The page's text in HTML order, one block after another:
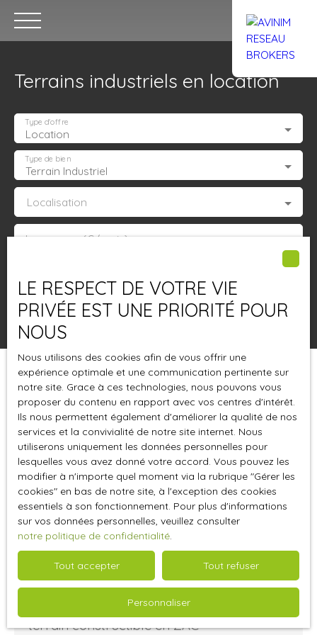
Accueil Acheter Louer Confiez un local Trouver un
Estimation
Terrains industriels en location
Location
Type d'offre
Terrain Industriel
Type de bien
Localisation
Loyer max (€/mois)
Rechercher
Pertinence
Trier par Créer une alerte
Nous contacter
terrain constructible en ZAC
LE RESPECT DE VOTRE VIE
PRIVÉE EST UNE PRIORITÉ POUR
NOUS
Nous utilisons des cookies afin de vous offrir une
expérience optimale et une communication pertinente sur
notre site. Grace à ces technologies, nous pouvons vous
proposer du contenu en rapport avec vos centres d'intérêt.
Ils nous permettent également d'améliorer la qualité de nos
services et la convivialité de notre site internet. Nous
utiliserons uniquement les données personnelles pour
lesquelles vous avez donné votre accord. Vous pouvez les
modifier à n'importe quel moment via la rubrique ″Gérer les
cookies″ en bas de notre site, à l'exception des cookies
essentiels à son fonctionnement. Pour plus d'informations
sur vos données personnelles, veuillez consulter
notre politique de confidentialité.
Tout accepter Tout refuser
Personnaliser